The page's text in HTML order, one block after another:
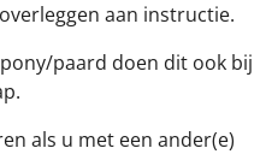
aan instructie.
paard doen dit ook bij
als u met een ander(e)